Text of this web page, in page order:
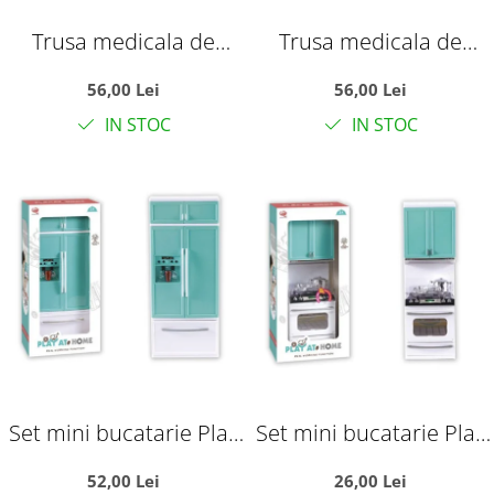
Trusa medicala de
stetoscop, seringa si
accesorii de doctor,
56,00 Lei
IN STOC
Trusa medicala de
stetoscop, seringa si
accesorii de doctor, roz,
56,00 Lei
IN STOC
Set mini bucatarie Play
52,00 Lei
Set mini bucatarie Play
26,00 Lei